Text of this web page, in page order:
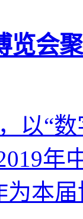
览会
以“
年
为本